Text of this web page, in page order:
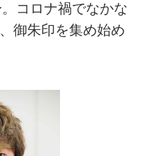
コロナ禍でなかな
御朱印を集め始め